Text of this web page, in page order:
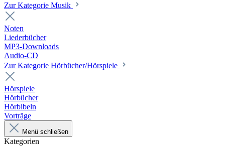
Zur Kategorie Musik
Noten
Liederbücher
MP3-Downloads
Audio-CD
Zur Kategorie Hörbücher/Hörspiele
Hörspiele
Hörbücher
Hörbibeln
Vorträge
Menü schließen
Kategorien